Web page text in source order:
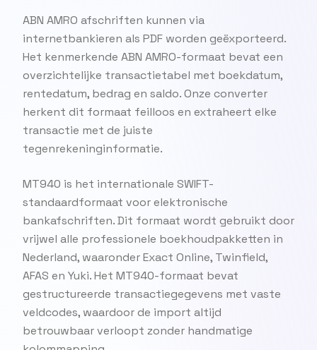
ABN AMRO afschriften kunnen via
internetbankieren als PDF worden geëxporteerd.
Het kenmerkende ABN AMRO-formaat bevat een
overzichtelijke transactietabel met boekdatum,
rentedatum, bedrag en saldo. Onze converter
herkent dit formaat feilloos en extraheert elke
transactie met de juiste
tegenrekeninginformatie.
MT940 is het internationale SWIFT-
standaardformaat voor elektronische
bankafschriften. Dit formaat wordt gebruikt door
vrijwel alle professionele boekhoudpakketten in
Nederland, waaronder Exact Online, Twinfield,
AFAS en Yuki. Het MT940-formaat bevat
gestructureerde transactiegegevens met vaste
veldcodes, waardoor de import altijd
betrouwbaar verloopt zonder handmatige